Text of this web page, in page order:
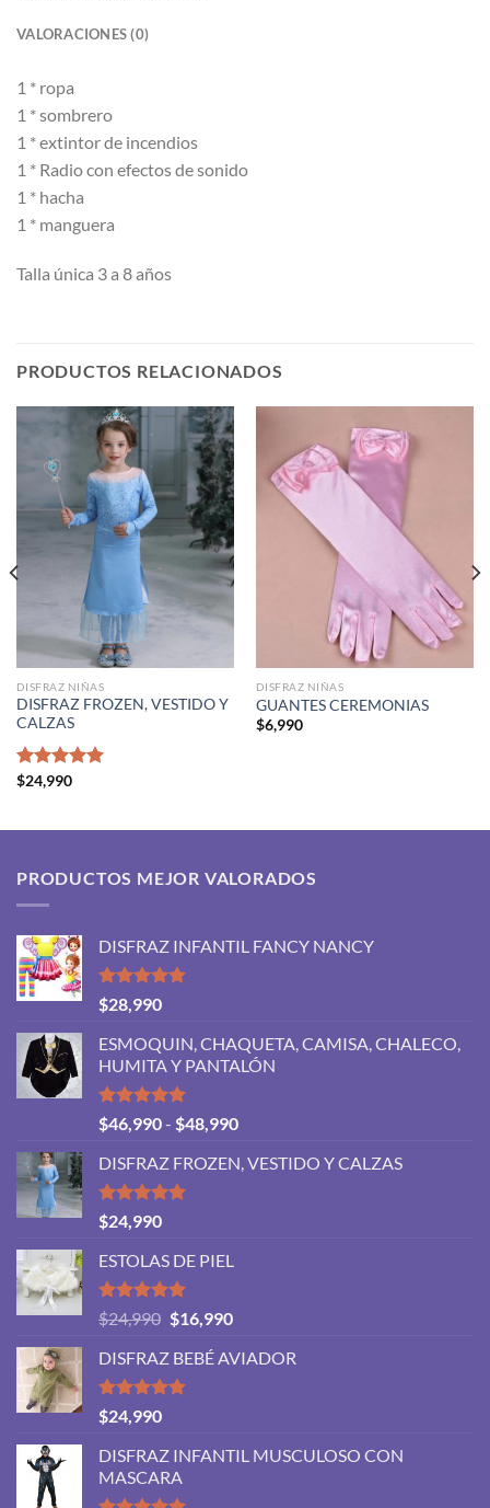
VALORACIONES (0)
1 * ropa
1 * sombrero
1 * extintor de incendios
1 * Radio con efectos de sonido
1 * hacha
1 * manguera
Talla única 3 a 8 años
PRODUCTOS RELACIONADOS
DISFRAZ NIÑAS
DISFRAZ FROZEN, VESTIDO Y
CALZAS
Valorado
$24,990
DISFRAZ NIÑAS
GUANTES CEREMONIAS
$6,990
PRODUCTOS MEJOR VALORADOS
DISFRAZ INFANTIL FANCY NANCY
Valorado
con
de 5
$28,990
ESMOQUIN, CHAQUETA, CAMISA, CHALECO,
HUMITA Y PANTALÓN
Valorado
con
de 5
$46,990- $48,990Rango
precios:
DISFRAZ FROZEN, VESTIDO Y CALZAS
Valorado
con
de 5
$24,990
ESTOLAS DE PIEL
Valorado
con
de 5
$24,990 El
original
era:
$16,990El
actual
DISFRAZ BEBÉ AVIADOR
Valorado
con
de 5
$24,990
DISFRAZ INFANTIL MUSCULOSO CON
MASCARA